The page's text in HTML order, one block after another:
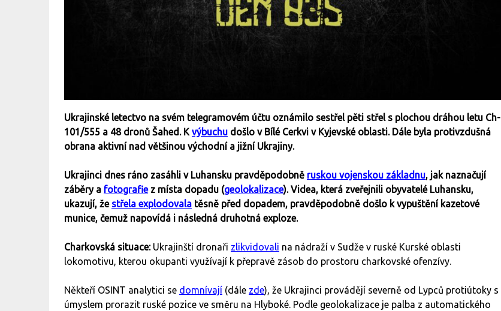
Ukrajinské letectvo na svém telegramovém účtu oznámilo sestřel pěti střel s plochou dráhou letu Ch-
101/555 a 48 dronů Šahed. K výbuchu došlo v Bílé Cerkvi v Kyjevské oblasti. Dále byla protivzdušná
obrana aktivní nad většinou východní a jižní Ukrajiny.
Ukrajinci dnes ráno zasáhli v Luhansku pravděpodobně ruskou vojenskou základnu, jak naznačují
záběry a fotografiez místa dopadu (geolokalizace). Videa, která zveřejnili obyvatelé Luhansku,
ukazují, že střela explodovala těsně před dopadem, pravděpodobně došlo k vypuštění kazetové
munice, čemuž napovídá i následná druhotná exploze.
Charkovská situace: Ukrajinští dronaři zlikvidovali na nádraží v Sudže v ruské Kurské oblasti
lokomotivu, kterou okupanti využívají k přepravě zásob do prostoru charkovské ofenzívy.
Někteří OSINT analytici se domnívají (dále zde), že Ukrajinci provádějí severně od Lypců protiútoky s
úmyslem prorazit ruské pozice ve směru na Hlyboké. Podle geolokalizace je palba z automatického